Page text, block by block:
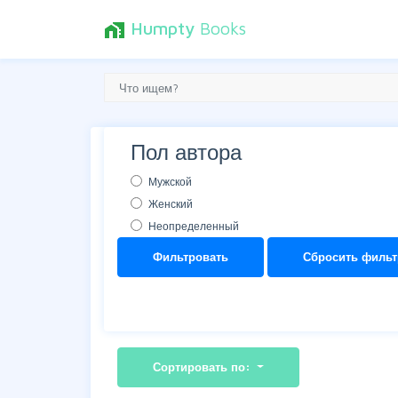
home_work Humpty Books
Пол автора
Мужской
Женский
Неопределенный
Фильтровать Сбросить
Сортировать по: